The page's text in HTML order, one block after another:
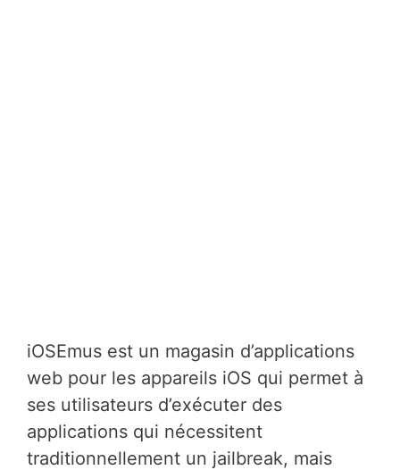
iOSEmus est un magasin d’applications
web pour les appareils iOS qui permet à
ses utilisateurs d’exécuter des
applications qui nécessitent
traditionnellement un jailbreak, mais